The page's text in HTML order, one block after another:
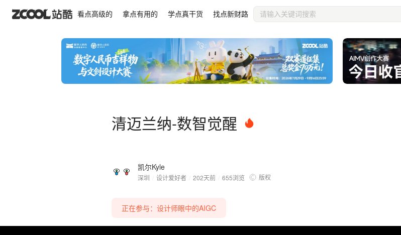
看点高级的 拿点有用的 学点真干货 找点新财路
清迈兰纳-数智觉醒
凯尔Kyle
深圳 设计爱好者 202天前 655浏览 版权
清迈兰纳-数智觉醒
正在参与：设计师眼中的AIGC